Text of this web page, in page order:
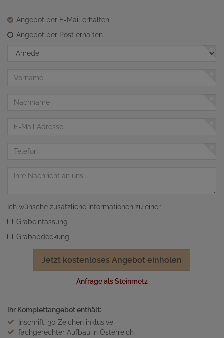
Angebot per E-Mail erhalten
Angebot per Post erhalten
Anrede
Vorname
Nachname
Telefon
Nachricht
Ich wünsche zusätzliche Informationen zu einer
Grabeinfassung
Grababdeckung
Jetzt kostenloses Angebot einholen
Anfrage als Steinmetz
Ihr Komplettangebot enthält:
Inschrift: 30 Zeichen inklusive
fachgerechter Aufbau in Österreich